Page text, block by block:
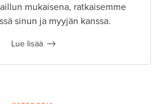
mukaisena, ratkaisemme
sinun ja myyjän kanssa.
Lue lisää